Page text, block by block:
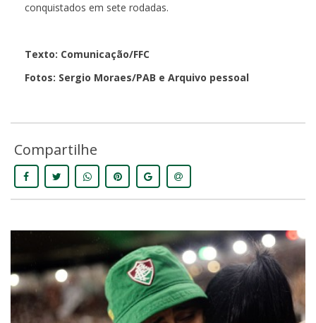
conquistados em sete rodadas.
Texto: Comunicação/FFC
Fotos: Sergio Moraes/PAB e Arquivo pessoal
Compartilhe